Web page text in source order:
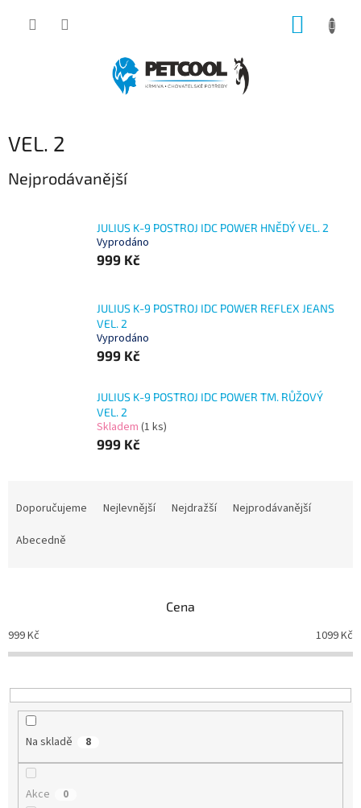
VEL. 2
Nejprodávanější
JULIUS K-9 POSTROJ IDC POWER HNĚDÝ VEL. 2
Vyprodáno
999 Kč
JULIUS K-9 POSTROJ IDC POWER REFLEX JEANS
VEL. 2
Vyprodáno
999 Kč
JULIUS K-9 POSTROJ IDC POWER TM. RŮŽOVÝ
VEL. 2
Skladem (1 ks)
999 Kč
o
d
k
t
Doporučujeme Nejlevnější Nejdražší
Nejprodávanější
Abecedně
Cena
999Kč 1099Kč
Na skladě 8
Akce 0